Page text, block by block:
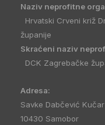
Naziv neprofitne
Hrvatski Crveni križ
županije
Skraćeni naziv
DCK Zagrebačke
Adresa:
Savke Dabčević
10430 Samobor